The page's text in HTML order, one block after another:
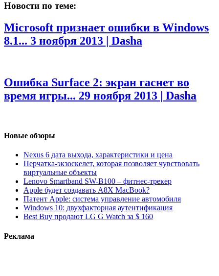
Новости по теме:
Microsoft признает ошибки в Windows
8.1... 3 ноября 2013 | Dasha
Ошибка Surface 2: экран гаснет во
время игры... 29 ноября 2013 | Dasha
Новые обзоры
Nexus 6 дата выхода, характеристики и цена
Перчатка-экзоскелет, которая позволяет чувствовать
виртуальные объекты
Lenovo Smartband SW-B100 – фитнес-трекер
Apple будет создавать A8X MacBook?
Патент Apple: система управление автомобиля
Windows 10: двухфакторная аутентификация
Best Buy продают LG G Watch за $ 160
Реклама